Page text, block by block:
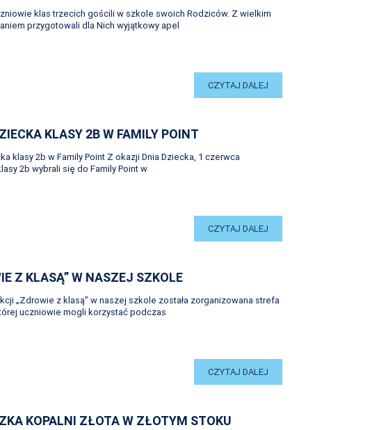
klas trzecich gościli w szkole swoich Rodziców. Z wielkim
przygotowali dla Nich wyjątkowy apel
CZYTAJ DALEJ
KLASY 2B W FAMILY POINT
klasy 2b w Family Point Z okazji Dnia Dziecka, 1 czerwca
2b wybrali się do Family Point w
CZYTAJ DALEJ
Z KLASĄ” W NASZEJ SZKOLE
„Zdrowie z klasą” w naszej szkole została zorganizowana strefa
uczniowie mogli korzystać podczas
CZYTAJ DALEJ
KOPALNI ZŁOTA W ZŁOTYM STOKU